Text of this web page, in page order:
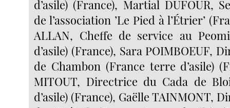
d’asile) (France), Martial DUFOUR,
de l’association ’Le Pied à l’Étrier’
ALLAN, Cheffe de service au
d’asile) (France), Sara POIMBOEUF,
de Chambon (France terre d’asile)
MITOUT, Directrice du Cada de
d’asile) (France), Gaëlle TAINMONT,